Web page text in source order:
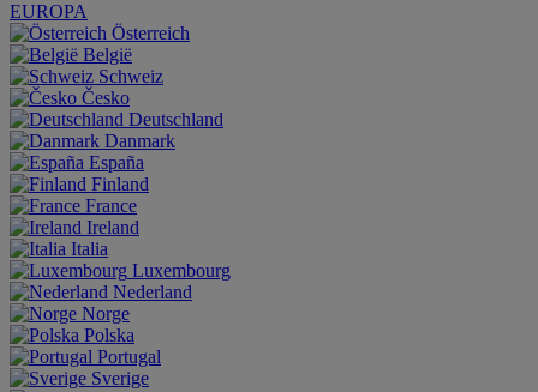
EUROPA
Österreich
België
Schweiz
Česko
Deutschland
Danmark
España
Finland
France
Ireland
Italia
Luxembourg
Nederland
Norge
Polska
Portugal
Sverige